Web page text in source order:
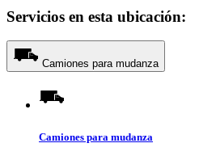
Servicios en esta ubicación:
Camiones para mudanza
Camiones para mudanza